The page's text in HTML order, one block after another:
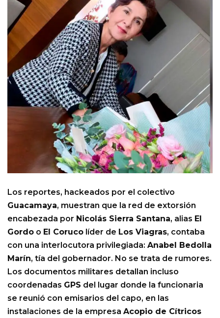
Los reportes, hackeados por el colectivo
Guacamaya, muestran que la red de extorsión
encabezada por Nicolás Sierra Santana, alias El
Gordo o El Coruco líder de Los Viagras, contaba
con una interlocutora privilegiada: Anabel Bedolla
Marín, tía del gobernador. No se trata de rumores.
Los documentos militares detallan incluso
coordenadas GPS del lugar donde la funcionaria
se reunió con emisarios del capo, en las
instalaciones de la empresa Acopio de Cítricos